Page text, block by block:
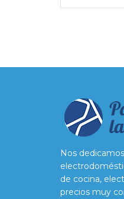
Nos
de cocina,
precios muy